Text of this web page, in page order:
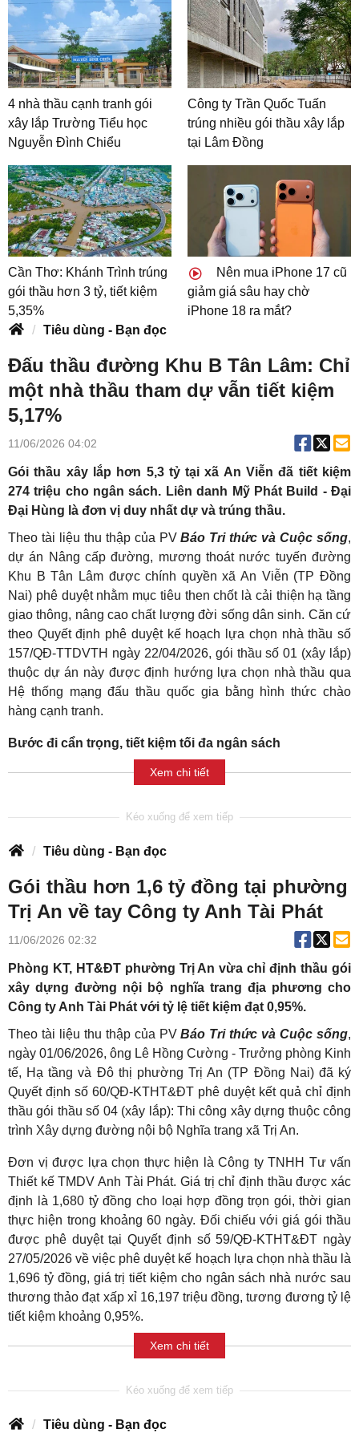
4 nhà thầu cạnh tranh gói
xây lắp Trường Tiểu học
Nguyễn Đình Chiểu
Công ty Trần Quốc Tuấn
trúng nhiều gói thầu xây lắp
tại Lâm Đồng
Cần Thơ: Khánh Trình trúng
gói thầu hơn 3 tỷ, tiết kiệm
5,35%
Nên mua iPhone 17 cũ
giảm giá sâu hay chờ
iPhone 18 ra mắt?
Tiêu dùng - Bạn đọc
Đấu thầu đường Khu B Tân Lâm: Chỉ
một nhà thầu tham dự vẫn tiết kiệm
5,17%
11/06/2026 04:02
Gói thầu xây lắp hơn 5,3 tỷ tại xã An Viễn đã tiết kiệm
274 triệu cho ngân sách. Liên danh Mỹ Phát Build - Đại
Đại Hùng là đơn vị duy nhất dự và trúng thầu.
Theo tài liệu thu thập của PVBáo Tri thức và Cuộc sống,
dự án Nâng cấp đường, mương thoát nước tuyến đường
Khu B Tân Lâm được chính quyền xã An Viễn (TP Đồng
Nai) phê duyệt nhằm mục tiêu then chốt là cải thiện hạ tầng
giao thông, nâng cao chất lượng đời sống dân sinh. Căn cứ
theo Quyết định phê duyệt kế hoạch lựa chọn nhà thầu số
157/QĐ-TTDVTH ngày 22/04/2026, gói thầu số 01 (xây lắp)
thuộc dự án này được định hướng lựa chọn nhà thầu qua
Hệ thống mạng đấu thầu quốc gia bằng hình thức chào
hàng cạnh tranh.
Bước đi cẩn trọng, tiết kiệm tối đa ngân sách
Xem chi tiết
Tiêu dùng - Bạn đọc
Gói thầu hơn 1,6 tỷ đồng tại phường
Trị An về tay Công ty Anh Tài Phát
11/06/2026 02:32
Phòng KT, HT&ĐT phường Trị An vừa chỉ định thầu gói
xây dựng đường nội bộ nghĩa trang địa phương cho
Công ty Anh Tài Phát với tỷ lệ tiết kiệm đạt 0,95%.
Theo tài liệu thu thập của PVBáo Tri thức và Cuộc sống,
ngày 01/06/2026, ông Lê Hồng Cường - Trưởng phòng Kinh
tế, Hạ tầng và Đô thị phường Trị An (TP Đồng Nai) đã ký
Quyết định số 60/QĐ-KTHT&ĐT phê duyệt kết quả chỉ định
thầu gói thầu số 04 (xây lắp): Thi công xây dựng thuộc công
trình Xây dựng đường nội bộ Nghĩa trang xã Trị An.
Đơn vị được lựa chọn thực hiện là Công ty TNHH Tư vấn
Thiết kế TMDV Anh Tài Phát. Giá trị chỉ định thầu được xác
định là 1,680 tỷ đồng cho loại hợp đồng trọn gói, thời gian
thực hiện trong khoảng 60 ngày. Đối chiếu với giá gói thầu
được phê duyệt tại Quyết định số 59/QĐ-KTHT&ĐT ngày
27/05/2026 về việc phê duyệt kế hoạch lựa chọn nhà thầu là
1,696 tỷ đồng, giá trị tiết kiệm cho ngân sách nhà nước sau
thương thảo đạt xấp xỉ 16,197 triệu đồng, tương đương tỷ lệ
tiết kiệm khoảng 0,95%.
Xem chi tiết
Tiêu dùng - Bạn đọc